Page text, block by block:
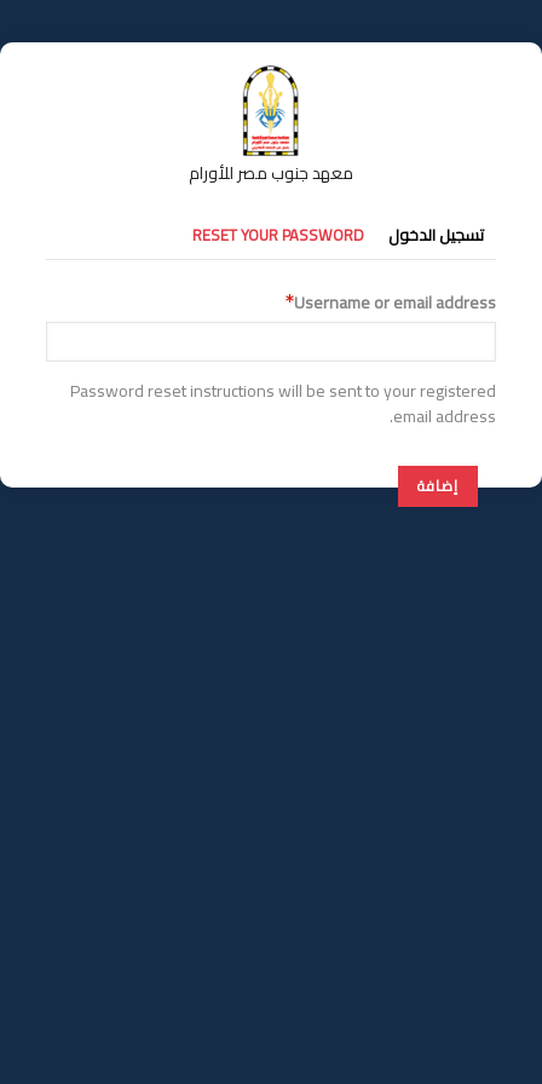
إلى
المحتوى
معهد جنوب مصر للأورام
التبويبات
الأساسية
تسجيل الدخول RESET YOUR PASSWORD
Username or email address
Password reset instructions will be sent to your registered
email address.